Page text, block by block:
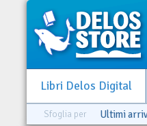
Libri Delos Digital
Sfoglia per Ultimi